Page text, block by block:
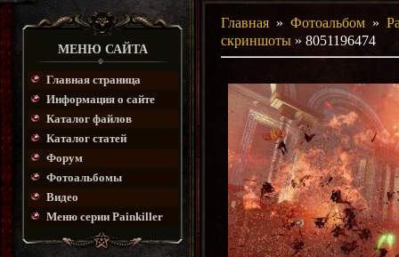
МЕНЮ САЙТА
Главная страница
Информация о сайте
Каталог файлов
Каталог статей
Форум
Фотоальбомы
Видео
Меню серии Painkiller
Главная »Фотоальбом »
скриншоты » 8051196474